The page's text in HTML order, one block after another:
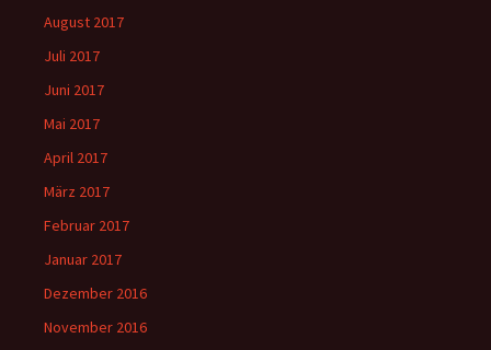
August 2017
Juli 2017
Juni 2017
Mai 2017
April 2017
März 2017
Februar 2017
Januar 2017
Dezember 2016
November 2016